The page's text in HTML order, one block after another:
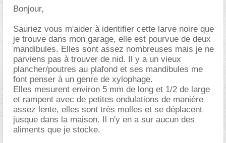
Bonjour,
Sauriez vous m'aider à identifier cette larve noire que
je trouve dans mon garage, elle est pourvue de deux
mandibules. Elles sont assez nombreuses mais je ne
parviens pas à trouver de nid. Il y a un vieux
plancher/poutres au plafond et ses mandibules me
font penser à un genre de xylophage.
Elles mesurent environ 5 mm de long et 1/2 de large
et rampent avec de petites ondulations de manière
assez lente, elles sont très molles et se déplacent
jusque dans la maison. Il n'y en a sur aucun des
aliments que je stocke.